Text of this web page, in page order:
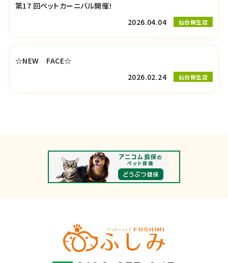
第17 回ペットカーニバル開催！
2026.04.04
仙台柳生店
☆NEW FACE☆
2026.02.24
仙台柳生店